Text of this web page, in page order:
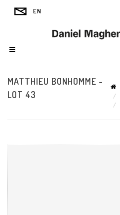
MATTHIEU BONHOMME -
LOT 43